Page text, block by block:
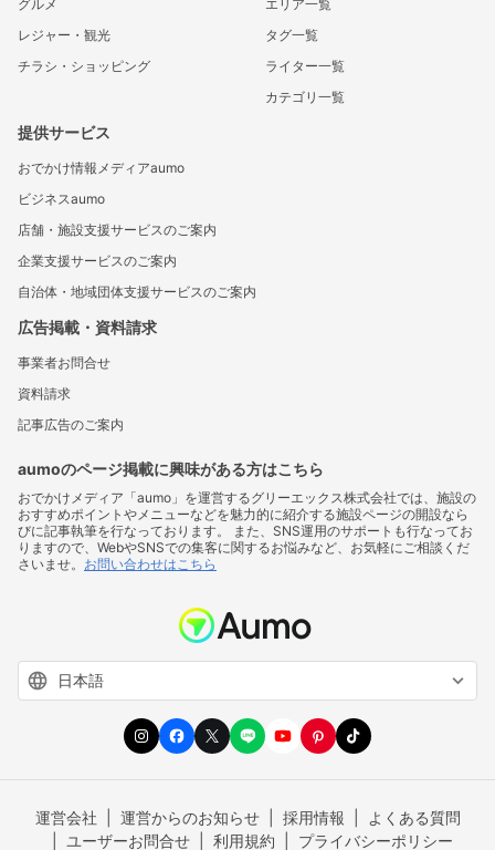
グルメ
レジャー・観光
チラシ・ショッピング
エリア一覧
タグ一覧
ライター一覧
カテゴリ一覧
提供サービス
おでかけ情報メディアaumo
ビジネスaumo
店舗・施設支援サービスのご案内
企業支援サービスのご案内
自治体・地域団体支援サービスのご案内
広告掲載・資料請求
事業者お問合せ
資料請求
記事広告のご案内
aumoのページ掲載に興味がある方はこちら
おでかけメディア「aumo」を運営するグリーエックス株式会社では、施設の
おすすめポイントやメニューなどを魅力的に紹介する施設ページの開設なら
びに記事執筆を行なっております。 また、SNS運用のサポートも行なってお
りますので、WebやSNSでの集客に関するお悩みなど、お気軽にご相談くだ
さいませ。 お問い合わせはこちら
運営会社 運営からのお知らせ 採用情報
よくある質問
ユーザーお問合せ
利用規約 プライバシーポリシー